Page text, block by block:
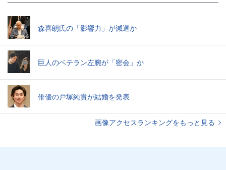
森喜朗氏の「影響力」が減退か
巨人のベテラン左腕が「密会」か
俳優の戸塚純貴が結婚を発表
画像アクセスランキングをもっと見る